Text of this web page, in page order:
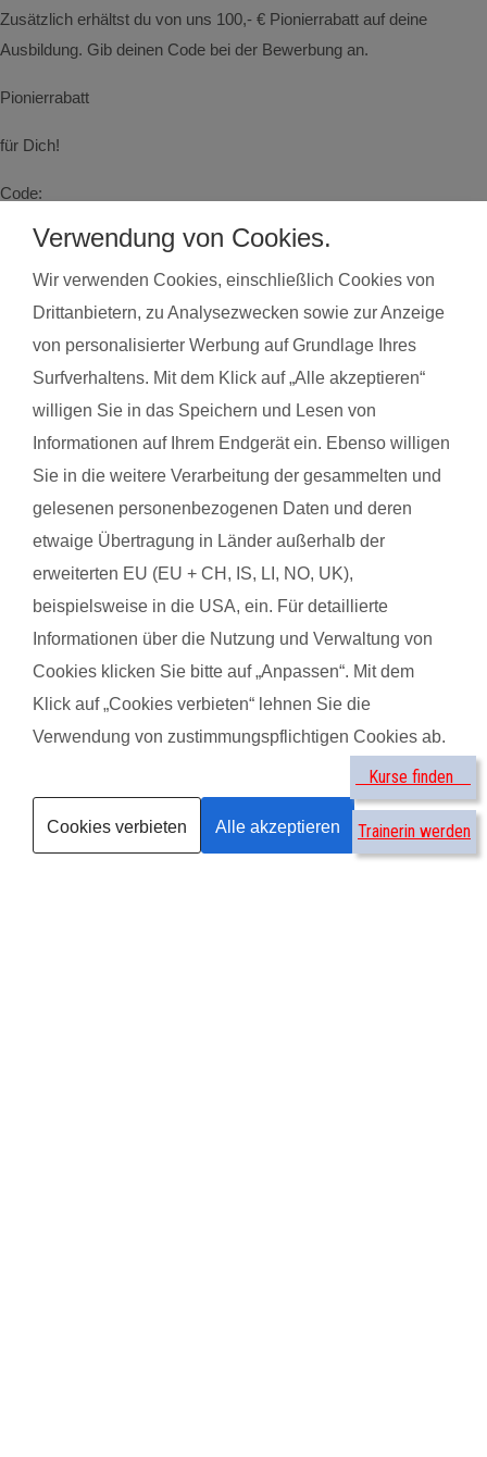
Zusätzlich erhältst du von uns 100,- € Pionierrabatt auf deine
Ausbildung. Gib deinen Code bei der Bewerbung an.
Pionierrabatt
für Dich!
Code:
PIONIER-BAD-ISCHL
Kurse finden
in der Umgebung von Bad
Ischl
Land* Postleitzahl*
Kurse suchen
Bettina ist voller Elan und Euphorie und das reißt einfach mit.
Das
Die
Trainerin werden
Kurse finden
Verwendung von Cookies.
Wir verwenden Cookies, einschließlich Cookies von
Drittanbietern, zu Analysezwecken sowie zur Anzeige
von personalisierter Werbung auf Grundlage Ihres
Surfverhaltens. Mit dem Klick auf „Alle akzeptieren“
willigen Sie in das Speichern und Lesen von
Informationen auf Ihrem Endgerät ein. Ebenso willigen
Sie in die weitere Verarbeitung der gesammelten und
gelesenen personenbezogenen Daten und deren
etwaige Übertragung in Länder außerhalb der
erweiterten EU (EU + CH, IS, LI, NO, UK),
beispielsweise in die USA, ein. Für detaillierte
Informationen über die Nutzung und Verwaltung von
Cookies klicken Sie bitte auf „Anpassen“. Mit dem
Klick auf „Cookies verbieten“ lehnen Sie die
Verwendung von zustimmungspflichtigen Cookies ab.
Cookies verbieten Alle akzeptieren